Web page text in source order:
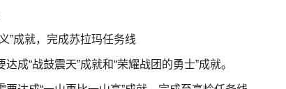
”成就，完成苏拉玛任务线
成“战鼓震天”成就和“荣耀战团的勇士”成就。